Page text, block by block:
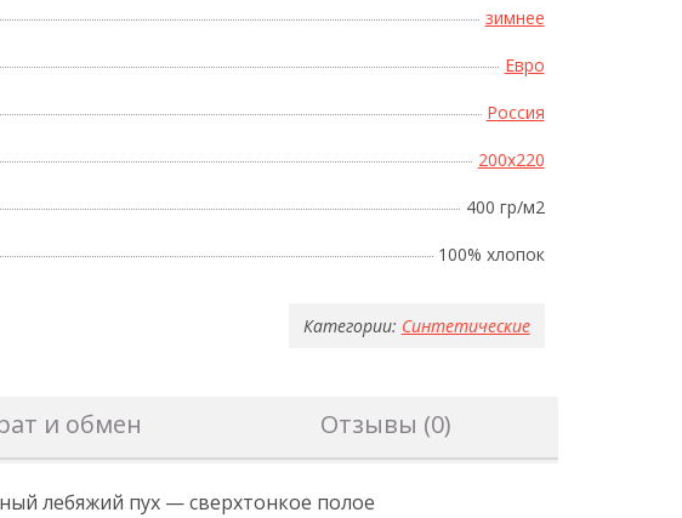
зимнее
Евро
Россия
200x220
400 гр/м2
100% хлопок
Категории: Синтетические
и обмен Отзывы (0)
лебяжий пух — сверхтонкое полое